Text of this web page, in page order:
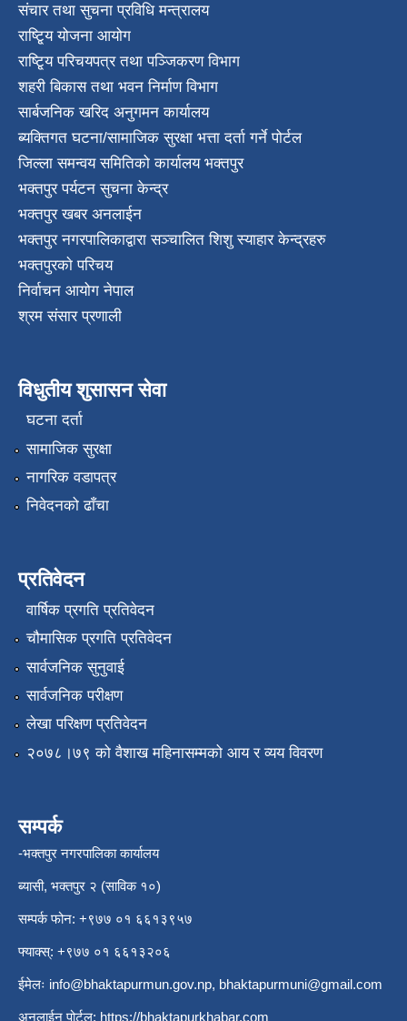
संचार तथा सुचना प्रविधि मन्त्रालय
राष्टि्ृय योजना आयोग
राष्टि्ृय परिचयपत्र तथा पञ्जिकरण विभाग
शहरी बिकास तथा भवन निर्माण विभाग
सार्बजनिक खरिद अनुगमन कार्यालय
ब्यक्तिगत घटना/सामाजिक सुरक्षा भत्ता दर्ता गर्ने पोर्टल
जिल्ला समन्वय समितिको कार्यालय भक्तपुर
भक्तपुर पर्यटन सुचना केन्द्र
भक्तपुर खबर अनलाईन
भक्तपुर नगरपालिकाद्वारा सञ्चालित शिशु स्याहार केन्द्रहरु
भक्तपुरकाे परिचय
निर्वाचन आयोग नेपाल
श्रम संसार प्रणाली
विधुतीय शुसासन सेवा
घटना दर्ता
सामाजिक सुरक्षा
नागरिक वडापत्र
निवेदनको ढाँचा
प्रतिवेदन
वार्षिक प्रगति प्रतिवेदन
चौमासिक प्रगति प्रतिवेदन
सार्वजनिक सुनुवाई
सार्वजनिक परीक्षण
लेखा परिक्षण प्रतिवेदन
२०७८।७९ को वैशाख महिनासम्मको आय र व्यय विवरण
सम्पर्क
-भक्तपुर नगरपालिका कार्यालय
ब्यासी, भक्तपुर २ (साविक १०)
सम्पर्क फोन: +९७७ ०१ ६६१३९५७
फ्याक्स्: +९७७ ०१ ६६१३२०६
ईमेलः info@bhaktapurmun.gov.np, bhaktapurmuni@gmail.com
अनलाईन पोर्टल: https://bhaktapurkhabar.com